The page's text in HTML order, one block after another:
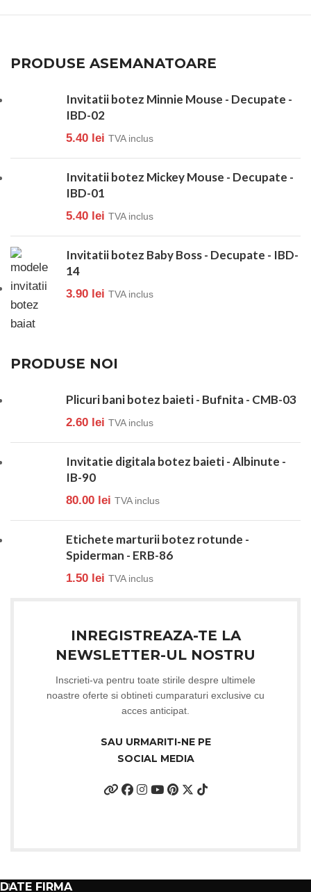
PRODUSE ASEMANATOARE
Invitatii botez Minnie Mouse - Decupate -
IBD-02
5.40 lei TVA inclus
Invitatii botez Mickey Mouse - Decupate -
IBD-01
5.40 lei TVA inclus
Invitatii botez Baby Boss - Decupate - IBD-
14
3.90 lei TVA inclus
PRODUSE NOI
Plicuri bani botez baieti - Bufnita - CMB-03
2.60 lei TVA inclus
Invitatie digitala botez baieti - Albinute -
IB-90
80.00 lei TVA inclus
Etichete marturii botez rotunde -
Spiderman - ERB-86
1.50 lei TVA inclus
INREGISTREAZA-TE LA
NEWSLETTER-UL NOSTRU
Inscrieti-va pentru toate stirile despre ultimele
noastre oferte si obtineti cumparaturi exclusive cu
acces anticipat.
SAU URMARITI-NE PE
SOCIAL MEDIA
DATE FIRMA